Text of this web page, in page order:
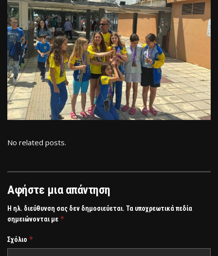
No related posts.
Αφήστε μια απάντηση
Η ηλ. διεύθυνση σας δεν δημοσιεύεται. Τα υποχρεωτικά πεδία
σημειώνονται με *
Σχόλιο *